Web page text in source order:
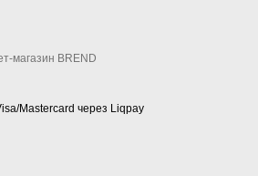
магазин BREND